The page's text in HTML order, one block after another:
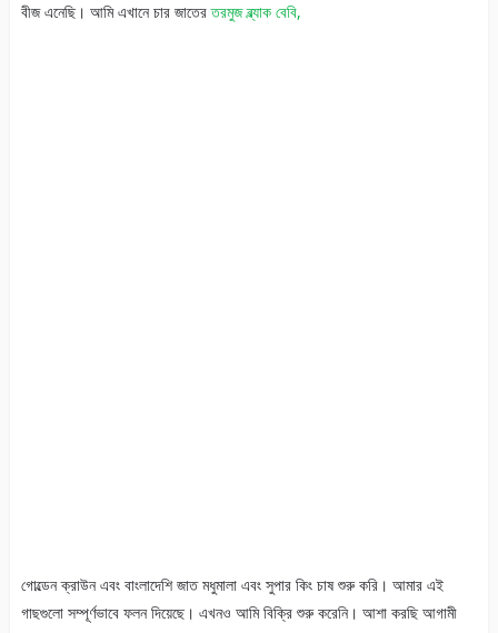
বীজ এনেছি। আমি এখানে চার জাতেরতরমুজ ব্ল্যাক বেবি,
গোল্ডেন ক্রাউন এবং বাংলাদেশি জাত মধুমালা এবং সুপার কিং চাষ শুরু করি। আমার এই
গাছগুলো সম্পূর্ণভাবে ফলন দিয়েছে। এখনও আমি বিক্রি শুরু করেনি। আশা করছি আগামী